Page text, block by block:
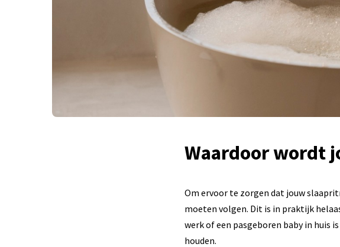
Waardoor wordt
Om ervoor te zorgen dat jouw
moeten volgen. Dit is in praktijk
werk of een pasgeboren baby in huis
houden.